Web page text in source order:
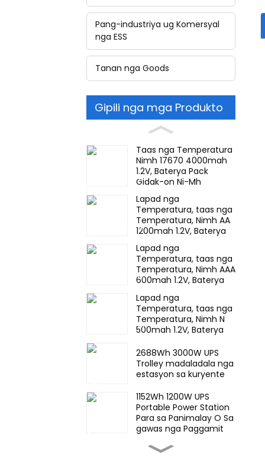
Pang-industriya ug Komersyal
nga ESS
Tanan nga Goods
Gipili nga mga Produkto
Taas nga Temperatura
Nimh 17670 4000mah
1.2V, Baterya Pack
Gidak-on Ni-Mh
Para sa emergency nga
kahayag, Pagmina
Head Lamps
Lapad nga
Temperatura, taas nga
Temperatura, Nimh AA
1200mah 1.2V, Baterya
Pack Ni-Mh
Rechargeable nga
Baterya Para sa
emergency nga suga
Lapad nga
Temperatura, taas nga
Temperatura, Nimh AAA
600mah 1.2V, Baterya
Rechargeable nga
Baterya Para sa
emergency nga suga
Lapad nga
Temperatura, taas nga
Temperatura, Nimh N
500mah 1.2V, Baterya
Rechargeable nga
Baterya Para sa
emergency nga suga
2688Wh 3000W UPS
Trolley madaladala nga
estasyon sa kuryente
1152Wh 1200W UPS
Portable Power Station
Para sa Panimalay O Sa
gawas nga Paggamit
57KWh stackable nga
industriyal ug